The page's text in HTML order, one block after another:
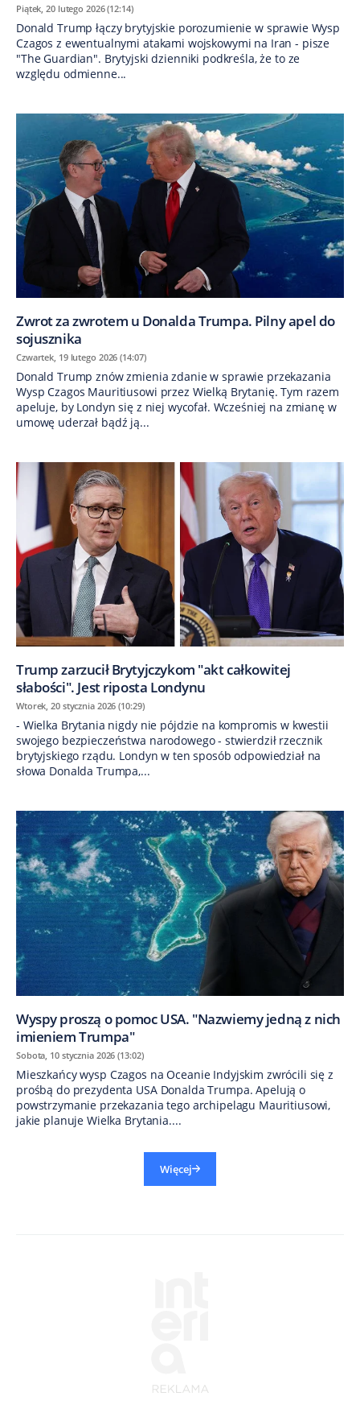
Piątek, 20 lutego 2026 (12:14)
Donald Trump łączy brytyjskie porozumienie w sprawie Wysp
Czagos z ewentualnymi atakami wojskowymi na Iran - pisze
"The Guardian". Brytyjski dzienniki podkreśla, że to ze
względu odmienne...
Zwrot za zwrotem u Donalda Trumpa. Pilny apel do
sojusznika
Czwartek, 19 lutego 2026 (14:07)
Donald Trump znów zmienia zdanie w sprawie przekazania
Wysp Czagos Mauritiusowi przez Wielką Brytanię. Tym razem
apeluje, by Londyn się z niej wycofał. Wcześniej na zmianę w
umowę uderzał bądź ją...
Trump zarzucił Brytyjczykom "akt całkowitej
słabości". Jest riposta Londynu
Wtorek, 20 stycznia 2026 (10:29)
- Wielka Brytania nigdy nie pójdzie na kompromis w kwestii
swojego bezpieczeństwa narodowego - stwierdził rzecznik
brytyjskiego rządu. Londyn w ten sposób odpowiedział na
słowa Donalda Trumpa,...
Wyspy proszą o pomoc USA. "Nazwiemy jedną z nich
imieniem Trumpa"
Sobota, 10 stycznia 2026 (13:02)
Mieszkańcy wysp Czagos na Oceanie Indyjskim zwrócili się z
prośbą do prezydenta USA Donalda Trumpa. Apelują o
powstrzymanie przekazania tego archipelagu Mauritiusowi,
jakie planuje Wielka Brytania....
Więcej